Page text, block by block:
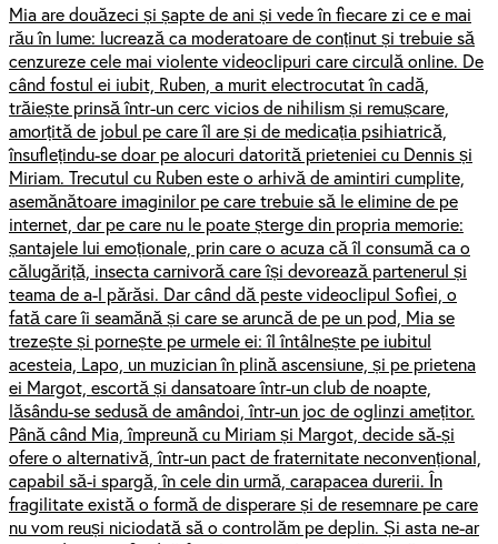
Mia are douăzeci și șapte de ani și vede în fiecare zi ce e mai
rău în lume: lucrează ca moderatoare de conținut și trebuie să
cenzureze cele mai violente videoclipuri care circulă online. De
când fostul ei iubit, Ruben, a murit electrocutat în cadă,
trăiește prinsă într-un cerc vicios de nihilism și remușcare,
amorțită de jobul pe care îl are și de medicația psihiatrică,
însuflețindu-se doar pe alocuri datorită prieteniei cu Dennis și
Miriam. Trecutul cu Ruben este o arhivă de amintiri cumplite,
asemănătoare imaginilor pe care trebuie să le elimine de pe
internet, dar pe care nu le poate șterge din propria memorie:
șantajele lui emoționale, prin care o acuza că îl consumă ca o
călugăriță, insecta carnivoră care își devorează partenerul și
teama de a-l părăsi. Dar când dă peste videoclipul Sofiei, o
fată care îi seamănă și care se aruncă de pe un pod, Mia se
trezește și pornește pe urmele ei: îl întâlnește pe iubitul
acesteia, Lapo, un muzician în plină ascensiune, și pe prietena
ei Margot, escortă și dansatoare într-un club de noapte,
lăsându-se sedusă de amândoi, într-un joc de oglinzi amețitor.
Până când Mia, împreună cu Miriam și Margot, decide să-și
ofere o alternativă, într-un pact de fraternitate neconvențional,
capabil să-i spargă, în cele din urmă, carapacea durerii. În
fragilitate există o formă de disperare și de resemnare pe care
nu vom reuși niciodată să o controlăm pe deplin. Și asta ne-ar